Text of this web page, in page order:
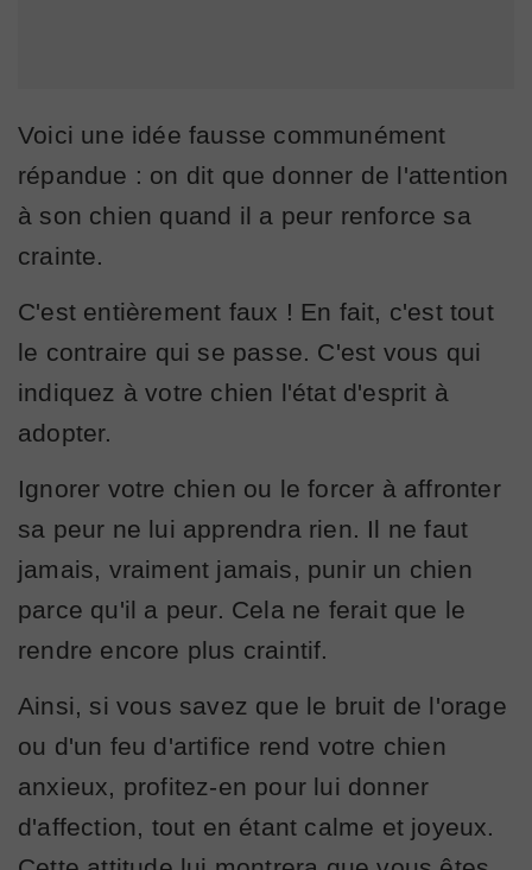
Voici une idée fausse communément
répandue : on dit que donner de l'attention
à son chien quand il a peur renforce sa
crainte.
C'est entièrement faux ! En fait, c'est tout
le contraire qui se passe. C'est vous qui
indiquez à votre chien l'état d'esprit à
adopter.
Ignorer votre chien ou le forcer à affronter
sa peur ne lui apprendra rien. Il ne faut
jamais, vraiment jamais, punir un chien
parce qu'il a peur. Cela ne ferait que le
rendre encore plus craintif.
Ainsi, si vous savez que le bruit de l'orage
ou d'un feu d'artifice rend votre chien
anxieux, profitez-en pour lui donner
d'affection, tout en étant calme et joyeux.